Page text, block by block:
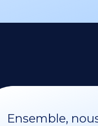
Ensemble,